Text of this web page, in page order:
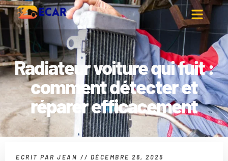
Radiateur voiture qui fuit :
comment détecter et
réparer efficacement
ECRIT PAR JEAN // DÉCEMBRE 26, 2025